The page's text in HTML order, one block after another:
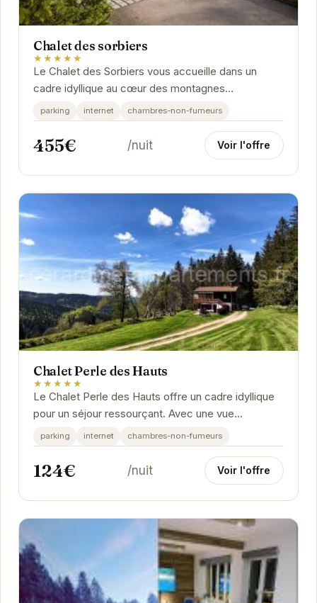
Chalet des sorbiers
★★★★★
Le Chalet des Sorbiers vous accueille dans un
cadre idyllique au cœur des montagnes
vosgiennes. Profitez d'un séjour relaxant dans ce
chalet...
parking internet chambres-non-fumeurs
455€ /nuit Voir l'offre
Chalet Perle des Hauts
★★★★★
Le Chalet Perle des Hauts offre un cadre idyllique
pour un séjour ressourçant. Avec une vue
imprenable sur les montagnes environnantes,
vous...
parking internet chambres-non-fumeurs
124€ /nuit Voir l'offre